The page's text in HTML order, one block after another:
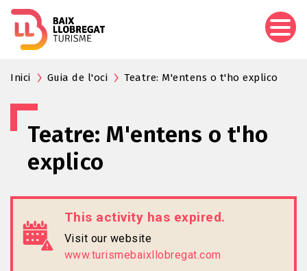
Inici Guia de l'oci Teatre: M'entens o t'ho explico
Teatre: M'entens o t'ho
explico
This activity has expired.
Visit our website
www.turismebaixllobregat.com